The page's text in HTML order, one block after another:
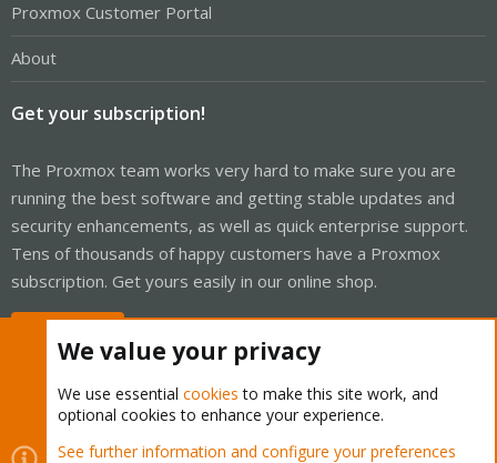
Proxmox Customer Portal
About
Get your subscription!
The Proxmox team works very hard to make sure you are
running the best software and getting stable updates and
security enhancements, as well as quick enterprise support.
Tens of thousands of happy customers have a Proxmox
subscription. Get yours easily in our online shop.
Cookies
Proxmox Support Forum - Light Mode
We value your privacy
We use essential cookies to make this site work, and
optional cookies to enhance your experience.
See further information and configure your preferences